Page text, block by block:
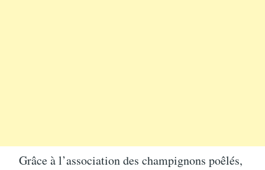
Grâce à l’association des champignons poêlés,